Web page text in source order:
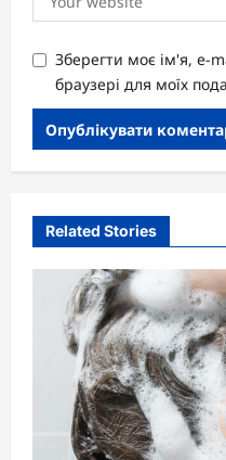
Зберегти моє ім'я, e-
браузері для моїх
Related Stories